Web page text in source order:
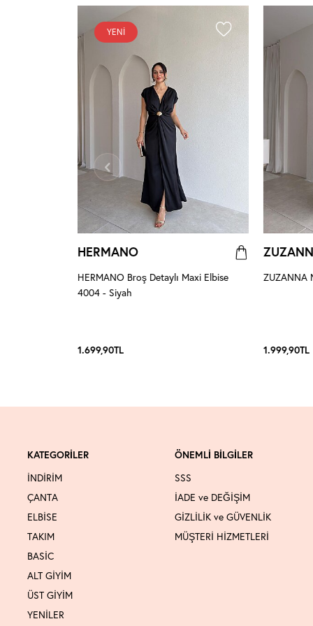
YENI
HERMANO
HERMANO Broş Detaylı Maxi Elbise
4004 - Siyah
1.699,90TL
ZUZANNA
1.999,90TL
KATEGORİLER
İNDİRİM
ÇANTA
ELBİSE
TAKIM
BASİC
ALT GİYİM
ÜST GİYİM
YENİLER
ÖNEMLİ BİLGİLER
SSS
İADE ve DEĞİŞİM
GİZLİLİK ve GÜVENLİK
MÜŞTERİ HİZMETLERİ